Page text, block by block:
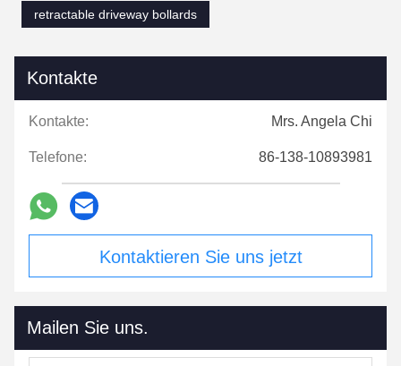
retractable driveway bollards
Kontakte
Kontakte: Mrs. Angela Chi
Telefone: 86-138-10893981
Kontaktieren Sie uns jetzt
Mailen Sie uns.